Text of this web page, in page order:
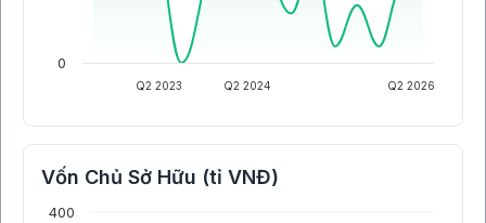
Q2 2023 Q2 2024 Q2 2026
0
Vốn Chủ Sở Hữu (tỉ VNĐ)
400